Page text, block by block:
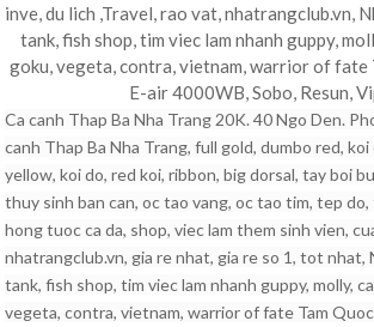
inve, du lich ,Travel, rao vat, nhatrangclub.vn,
tank, fish shop, tim viec lam nhanh guppy,
goku, vegeta, contra, vietnam, warrior of fate
E-air 4000WB, Sobo, Resun,
Ca canh Thap Ba Nha Trang 20K. 40 Ngo Den.
canh Thap Ba Nha Trang, full gold, dumbo red,
yellow, koi do, red koi, ribbon, big dorsal, tay boi
thuy sinh ban can, oc tao vang, oc tao tim, tep
hong tuoc ca da, shop, viec lam them sinh vien,
nhatrangclub.vn, gia re nhat, gia re so 1, tot nhat,
tank, fish shop, tim viec lam nhanh guppy, molly,
vegeta, contra, vietnam, warrior of fate Tam